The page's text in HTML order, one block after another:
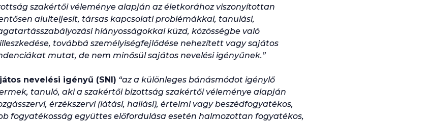
szakértői véleménye alapján az életkorához viszonyítottan
alulteljesít, társas kapcsolati problémákkal, tanulási,
hiányosságokkal küzd, közösségbe való
továbbá személyiségfejlődése nehezített vagy sajátos
mutat, de nem minősül sajátos nevelési igényűnek.”
nevelési igényű (SNI) “az a különleges bánásmódot igénylő
tanuló, aki a szakértői bizottság szakértői véleménye alapján
érzékszervi (látási, hallási), értelmi vagy beszédfogyatékos,
fogyatékosság együttes előfordulása esetén halmozottan fogyatékos,